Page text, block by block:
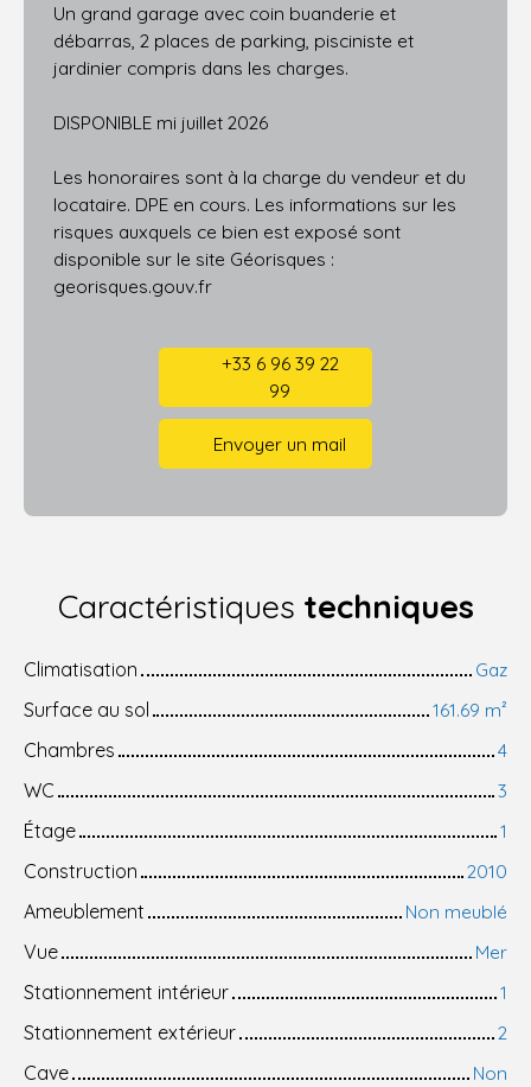
Un grand garage avec coin buanderie et
débarras, 2 places de parking, pisciniste et
jardinier compris dans les charges.
DISPONIBLE mi juillet 2026
Les honoraires sont à la charge du vendeur et du
locataire. DPE en cours. Les informations sur les
risques auxquels ce bien est exposé sont
disponible sur le site Géorisques :
georisques.gouv.fr
+33 6 96 39 22
99
Envoyer un mail
Caractéristiques techniques
Climatisation
Gaz
Surface au sol
161.69 m²
Chambres
4
WC
3
Étage
1
Construction
2010
Ameublement
Non meublé
Vue
Mer
Stationnement intérieur
1
Stationnement extérieur
2
Cave
Non